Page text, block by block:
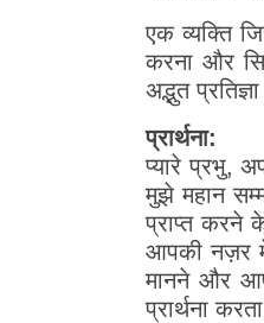
एक व्यक्ति
करना और
अद्भुत
प्रार्थना:
प्यारे प्रभु,
मुझे महान
प्राप्त करने
आपकी नज़र
मानने और
प्रार्थना